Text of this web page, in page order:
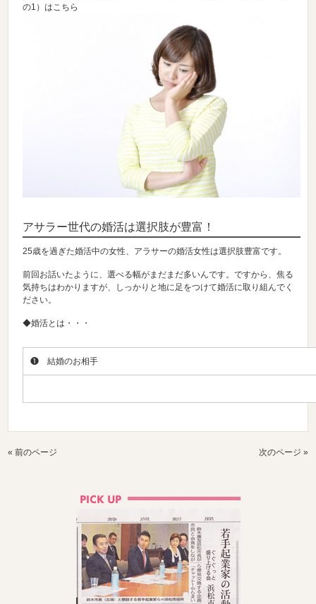
の1）はこちら
アサラー世代の婚活は選択肢が豊富！
25歳を過ぎた婚活中の女性、アラサーの婚活女性は選択肢豊富です。
前回お話いたように、選べる幅がまだまだ多いんです。ですから、焦る
気持ちはわかりますが、しっかりと地に足をつけて婚活に取り組んでく
ださい。
◆婚活とは・・・
❶ 結婚のお相手
« 前のページ 次のページ »